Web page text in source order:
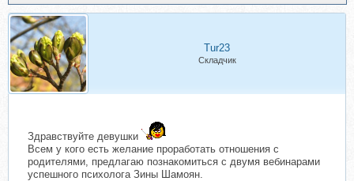
Tur23
Складчик
Здравствуйте девушки
Всем у кого есть желание проработать отношения с
родителями, предлагаю познакомиться с двумя вебинарами
успешного психолога Зины Шамоян.